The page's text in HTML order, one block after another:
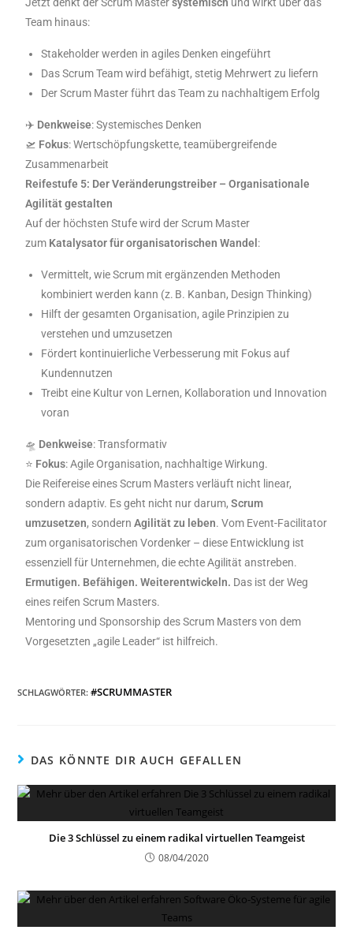
Team hinaus:
Stakeholder werden in agiles Denken eingeführt
Das Scrum Team wird befähigt, stetig Mehrwert zu liefern
Der Scrum Master führt das Team zu nachhaltigem Erfolg
✈️ Denkweise: Systemisches Denken
🛫 Fokus: Wertschöpfungskette, teamübergreifende
Zusammenarbeit
Reifestufe 5: Der Veränderungstreiber – Organisationale
Agilität gestalten
Auf der höchsten Stufe wird der Scrum Master
zum Katalysator für organisatorischen Wandel :
Vermittelt, wie Scrum mit ergänzenden Methoden
kombiniert werden kann (z. B. Kanban, Design Thinking)
Hilft der gesamten Organisation, agile Prinzipien zu
verstehen und umzusetzen
Fördert kontinuierliche Verbesserung mit Fokus auf
Kundennutzen
Treibt eine Kultur von Lernen, Kollaboration und Innovation
voran
🛸 Denkweise: Transformativ
⭐️ Fokus: Agile Organisation, nachhaltige Wirkung.
Die Reifereise eines Scrum Masters verläuft nicht linear,
sondern adaptiv. Es geht nicht nur darum,Scrum
umzusetzen, sondernAgilität zu leben. Vom Event-Facilitator
zum organisatorischen Vordenker – diese Entwicklung ist
essenziell für Unternehmen, die echte Agilität anstreben.
Ermutigen. Befähigen. Weiterentwickeln. Das ist der Weg
eines reifen Scrum Masters.
Mentoring und Sponsorship des Scrum Masters von dem
Vorgesetzten „agile Leader“ ist hilfreich.
SCHLAGWÖRTER:#SCRUMMASTER
DAS KÖNNTE DIR AUCH GEFALLEN
Die 3 Schlüssel zu einem radikal virtuellen Teamgeist
08/04/2020